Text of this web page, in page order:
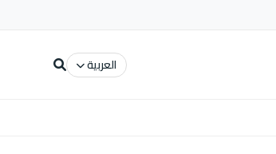
العربية